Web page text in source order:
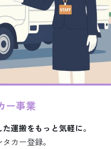
ー事業
運搬をもっと気軽に。
カー登録。